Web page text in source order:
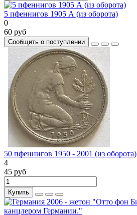
5 пфеннигов 1905 А (из оборота)
0
60 руб
Сообщить о поступлении
50 пфеннигов 1950 - 2001 (из оборота)
4
45 руб
Купить